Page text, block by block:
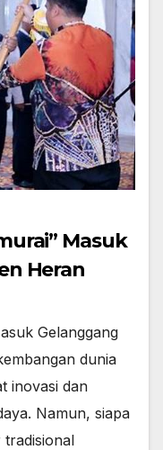
Masuk
Heran
Gelanggang
dunia
inovasi dan
Namun, siapa